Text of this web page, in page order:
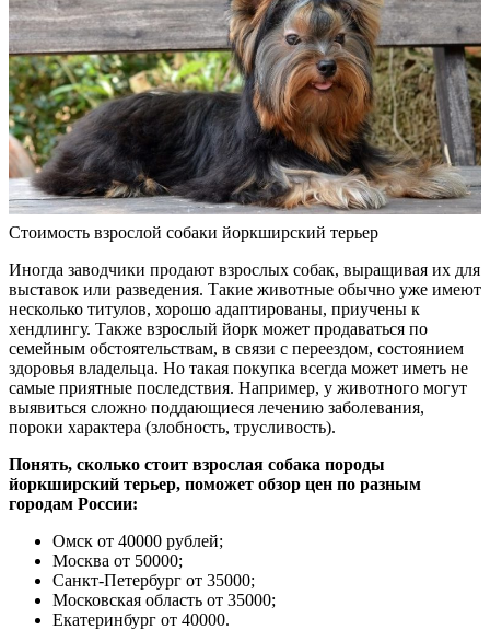
Стоимость взрослой собаки йоркширский терьер
Иногда заводчики продают взрослых собак, выращивая их для
выставок или разведения. Такие животные обычно уже имеют
несколько титулов, хорошо адаптированы, приучены к
хендлингу. Также взрослый йорк может продаваться по
семейным обстоятельствам, в связи с переездом, состоянием
здоровья владельца. Но такая покупка всегда может иметь не
самые приятные последствия. Например, у животного могут
выявиться сложно поддающиеся лечению заболевания,
пороки характера (злобность, трусливость).
Понять, сколько стоит взрослая собака породы
йоркширский терьер, поможет обзор цен по разным
городам России:
Омск от 40000 рублей;
Москва от 50000;
Санкт-Петербург от 35000;
Московская область от 35000;
Екатеринбург от 40000.